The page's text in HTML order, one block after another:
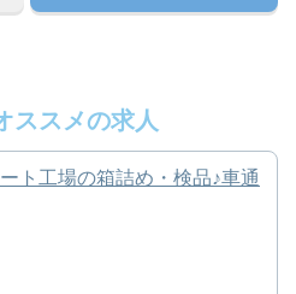
ススメの求人
ト工場の箱詰め・検品♪車通